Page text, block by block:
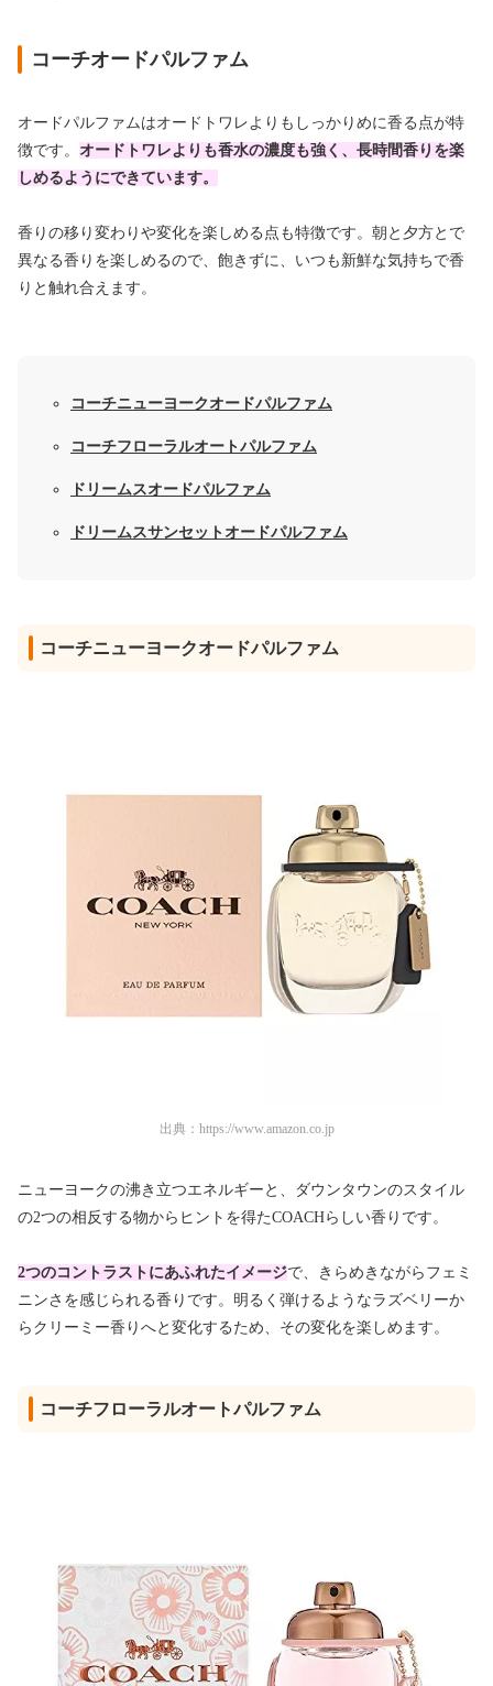
コーチオードパルファム
オードパルファムはオードトワレよりもしっかりめに香る点が特
徴です。 オードトワレよりも香水の濃度も強く、長時間香りを楽
しめるようにできています。
香りの移り変わりや変化を楽しめる点も特徴です。朝と夕方とで
異なる香りを楽しめるので、飽きずに、いつも新鮮な気持ちで香
りと触れ合えます。
コーチニューヨークオードパルファム
コーチフローラルオートパルファム
ドリームスオードパルファム
ドリームスサンセットオードパルファム
コーチニューヨークオードパルファム
出典： https://www.amazon.co.jp
ニューヨークの沸き立つエネルギーと、ダウンタウンのスタイル
の2つの相反する物からヒントを得たCOACHらしい香りです。
2つのコントラストにあふれたイメージで、きらめきながらフェミ
ニンさを感じられる香りです。明るく弾けるようなラズベリーか
らクリーミー香りへと変化するため、その変化を楽しめます。
コーチフローラルオートパルファム